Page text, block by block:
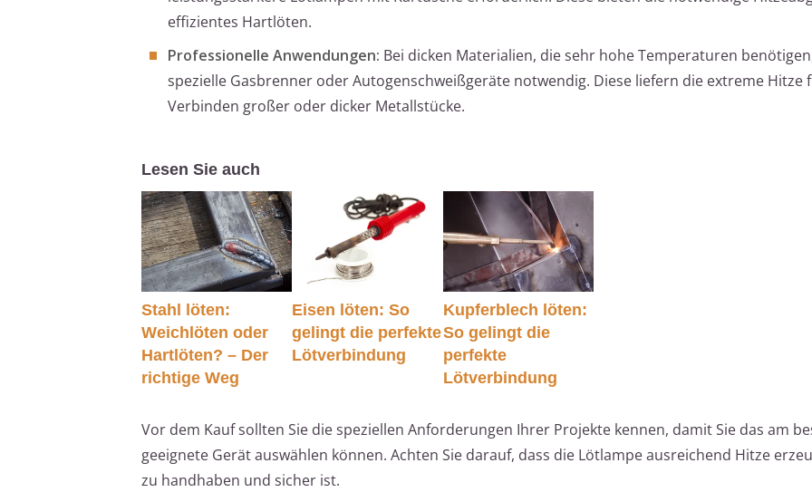
effizientes Hartlöten.
Professionelle Anwendungen: Bei dicken Materialien, die sehr hohe Temperaturen
spezielle Gasbrenner oder Autogenschweißgeräte notwendig. Diese liefern die extreme Hitze
Verbinden großer oder dicker Metallstücke.
Lesen Sie auch
Stahl löten:
Weichlöten oder
Hartlöten? – Der
richtige Weg
Eisen löten: So
gelingt die perfekte
Lötverbindung
Kupferblech löten:
So gelingt die
perfekte
Lötverbindung
Vor dem Kauf sollten Sie die speziellen Anforderungen Ihrer Projekte kennen, damit Sie das am
geeignete Gerät auswählen können. Achten Sie darauf, dass die Lötlampe ausreichend Hitze
zu handhaben und sicher ist.